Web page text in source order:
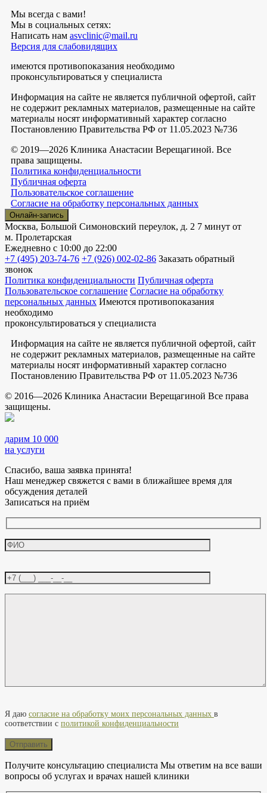
Мы всегда с вами!
Мы в социальных сетях:
Написать нам asvclinic@mail.ru
Версия для слабовидящих
имеются противопоказания необходимо
проконсультироваться у специалиста
Информация на сайте не является публичной офертой, сайт
не содержит рекламных материалов, размещенные на сайте
материалы носят информативный характер согласно
Постановлению Правительства РФ от 11.05.2023 №736
© 2019—2026 Клиника Анастасии Верещагиной. Все
права защищены.
Политика конфиденциальности
Публичная оферта
Пользовательское соглашение
Согласие на обработку персональных данных
Онлайн-запись
Москва, Большой Симоновский переулок, д. 2 7 минут от
м. Пролетарская
Ежедневно с 10:00 до 22:00
+7 (495) 203-74-76 +7 (926) 002-02-86 Заказать обратный
звонок
Политика конфиденциальности Публичная оферта
Пользовательское соглашение Согласие на обработку
персональных данных Имеются противопоказания
необходимо
проконсультироваться у специалиста
Информация на сайте не является публичной офертой, сайт
не содержит рекламных материалов, размещенные на сайте
материалы носят информативный характер согласно
Постановлению Правительства РФ от 11.05.2023 №736
© 2016—2026 Клиника Анастасии Верещагиной Все права
защищены.
дарим 10 000
на услуги
Спасибо, ваша заявка принята!
Наш менеджер свяжется с вами в ближайшее время для
обсуждения деталей
Записаться на приём
Я даю согласие на обработку моих персональных данных в
соответствии с политикой конфиденциальности
Получите консультацию специалиста Мы ответим на все ваши
вопросы об услугах и врачах нашей клиники